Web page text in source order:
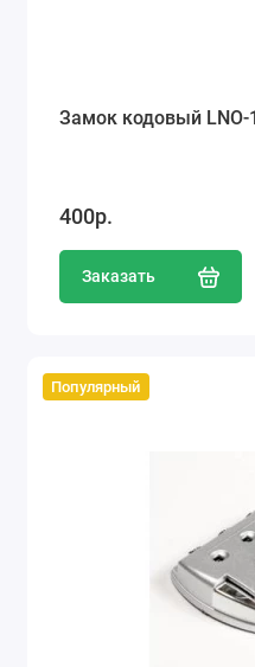
Замок кодовый LNO-
400р.
Заказать
Популярный